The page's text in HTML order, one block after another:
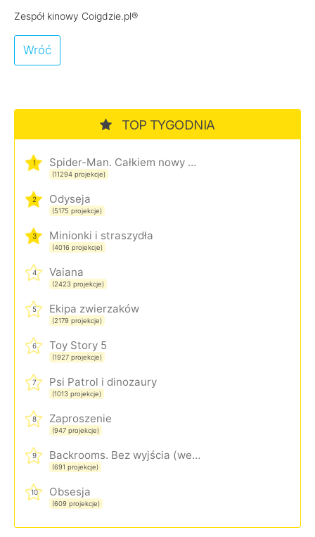
Zespół kinowy Coigdzie.pl®
Wróć
TOP TYGODNIA
1 Spider-Man. Całkiem nowy dzień
(11294 projekcje)
2 Odyseja
(5175 projekcje)
3 Minionki i straszydła
(4016 projekcje)
4 Vaiana
(2423 projekcje)
5 Ekipa zwierzaków
(2179 projekcje)
6 Toy Story 5
(1927 projekcje)
7 Psi Patrol i dinozaury
(1013 projekcje)
8 Zaproszenie
(947 projekcje)
9 Backrooms. Bez wyjścia (wersja rozszerzona)
(691 projekcje)
10 Obsesja
(609 projekcje)